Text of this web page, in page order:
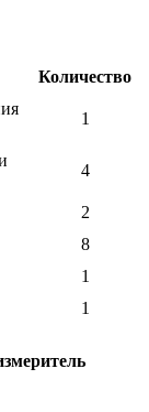
Количество
1
4
2
8
1
1